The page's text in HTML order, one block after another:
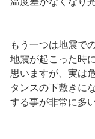
もう一つは地震で
地震が起こった時
思いますが、実は
タンスの下敷きに
する事が非常に多